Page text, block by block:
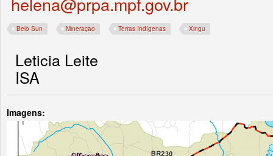
Belo Sun Mineração Terras Indígenas Xingu
Leticia Leite
ISA
Imagens: